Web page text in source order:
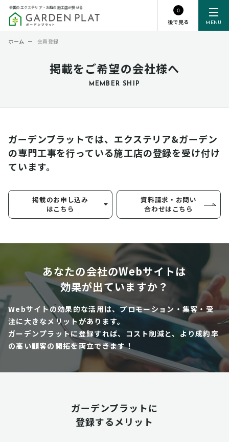
MENU
全国のエクステリア・お庭の施工店が探せる
0
後で見る
掲載をご希望の会社様へ
MEMBER SHIP
ホーム ー 会員登録
ガーデンプラットでは、エクステリア&ガーデン
の専門工事を行っている施工店の登録を受け付け
ています。
掲載のお申し込み
はこちら
資料請求・お問い
合わせはこちら
あなたの会社のWebサイトは
効果が出ていますか？
Webサイトの効果的な活用は、プロモーション・集客・受
注に大きなメリットがあります。
ガーデンプラットに登録すれば、コスト削減と、より成約率
の高い顧客の開拓を両立できます！
ガーデンプラットに
登録するメリット